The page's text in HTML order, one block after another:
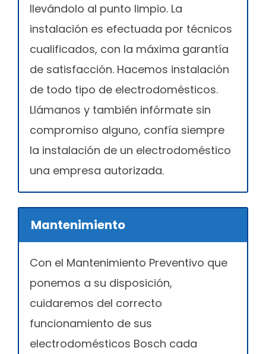
llevándolo al punto limpio. La
instalación es efectuada por técnicos
cualificados, con la máxima garantía
de satisfacción. Hacemos instalación
de todo tipo de electrodomésticos.
Llámanos y también infórmate sin
compromiso alguno, confía siempre
la instalación de un electrodoméstico
una empresa autorizada.
Mantenimiento
Con el Mantenimiento Preventivo que
ponemos a su disposición,
cuidaremos del correcto
funcionamiento de sus
electrodomésticos Bosch cada